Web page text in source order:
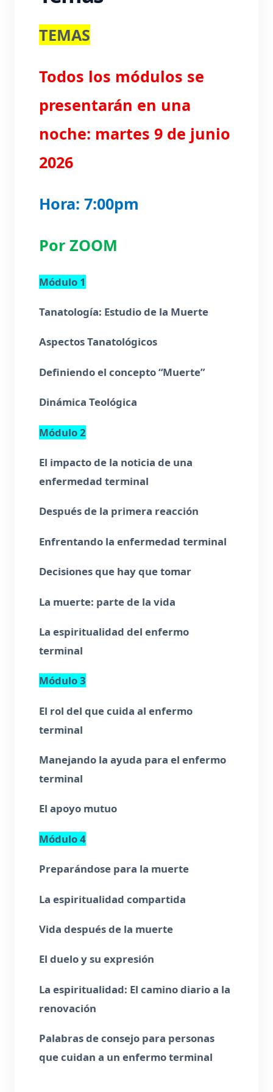
CRISTIANA
CON EL DR.
MAGDIEL
NARVÁEZ
Por ZOOM Fecha: 9 de junio 2026 7:00pm
Para registrarte presiona aquí
TEMAS
Todos los módulos se
presentarán en una
noche: martes 9 de junio
2026
Hora: 7:00pm
Por ZOOM
Módulo 1
Tanatología: Estudio de la Muerte
Aspectos Tanatológicos
Definiendo el concepto “Muerte”
Dinámica Teológica
Módulo 2
El impacto de la noticia de una
enfermedad terminal
Después de la primera reacción
Enfrentando la enfermedad terminal
Decisiones que hay que tomar
La muerte: parte de la vida
La espiritualidad del enfermo
terminal
Módulo 3
El rol del que cuida al enfermo
terminal
Manejando la ayuda para el enfermo
terminal
El apoyo mutuo
Módulo 4
Preparándose para la muerte
La espiritualidad compartida
Vida después de la muerte
El duelo y su expresión
La espiritualidad: El camino diario a la
renovación
Palabras de consejo para personas
que cuidan a un enfermo terminal